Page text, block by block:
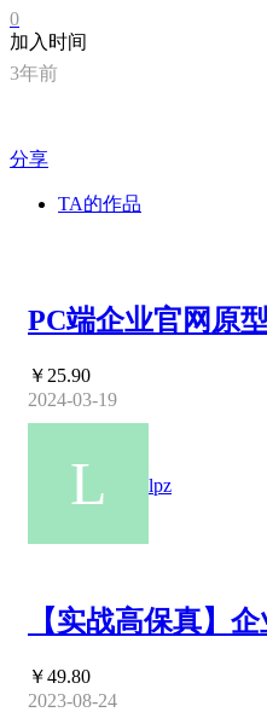
0
加入时间
3年前
分享
TA的作品
PC端企业官网原
￥25.90
2024-03-19
lpz
【实战高保真】
￥49.80
2023-08-24